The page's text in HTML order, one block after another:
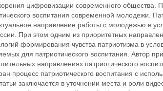
цифровизации современного общества.
воспитания современной молодежи.
направление работы с молодежью в
При этом одним из приоритетных
формирования чувства патриотизма в
для патриотического воспитания. Автор
направлениях патриотического
процесс патриотического воспитания с
заключается в уточнении места и роли